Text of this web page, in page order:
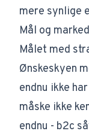
mere synlige
Mål og
Målet med
Ønskeskyen
endnu ikke
måske ikke
endnu - b2c